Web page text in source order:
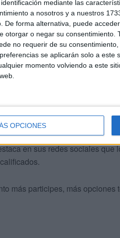
mediante las
a nosotros y a nuestros
De forma alternativa, puede
otorgar o negar su consentimiento.
no requerir de su
se aplicarán solo a
momento volviendo a este
OPCIONES
hay un comentario
1.003 reacciones”.
en sus redes sociales que
más participes, más opciones